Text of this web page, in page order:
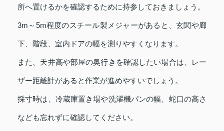
所へ置けるかを確認するために持参しておきましょう。
3m～5m程度のスチール製メジャーがあると、玄関や廊
下、階段、室内ドアの幅を測りやすくなります。
また、天井高や部屋の奥行きを確認したい場合は、レー
ザー距離計があると作業が進めやすいでしょう。
採寸時は、冷蔵庫置き場や洗濯機パンの幅、蛇口の高さ
なども忘れずに確認してください。